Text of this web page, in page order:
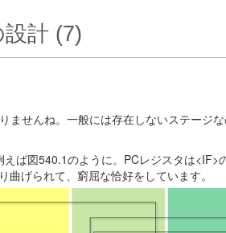
計 (7)
ませんね。一般には存在しないステージ
ば図540.1のように。PCレジスタは<IF>
げられて、窮屈な恰好をしています。